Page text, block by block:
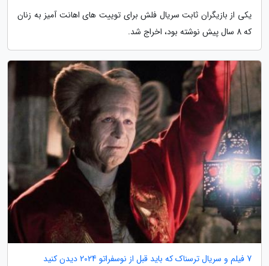
یکی از بازیگران ثابت سریال فلش برای توییت های اهانت آمیز به زنان
که 8 سال پیش نوشته بود، اخراج شد.
7 فیلم و سریال ترسناک که باید قبل از نوسفراتو 2024 دیدن کنید